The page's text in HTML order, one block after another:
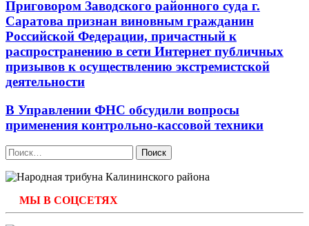
Приговором Заводского районного суда г.
Саратова признан виновным гражданин
Российской Федерации, причастный к
распространению в сети Интернет публичных
призывов к осуществлению экстремистской
деятельности
В Управлении ФНС обсудили вопросы
применения контрольно-кассовой техники
Найти:
МЫ В СОЦСЕТЯХ